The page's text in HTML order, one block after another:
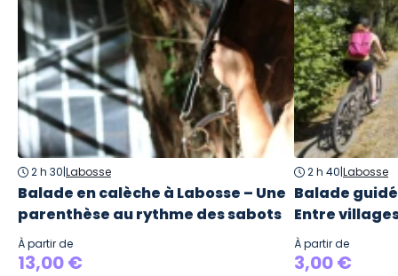
2 h 30|Labosse
Balade en calèche à Labosse – Une
parenthèse au rythme des sabots
À partir de
13,00 €
2 h 40|Labosse
Balade
Entre
À partir de
3,00 €